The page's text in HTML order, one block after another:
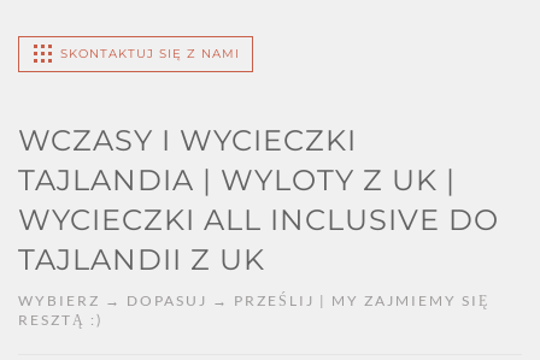
SKONTAKTUJ SIĘ Z NAMI
WCZASY I WYCIECZKI
TAJLANDIA | WYLOTY Z UK |
WYCIECZKI ALL INCLUSIVE DO
TAJLANDII Z UK
WYBIERZ → DOPASUJ → PRZEŚLIJ | MY ZAJMIEMY SIĘ
RESZTĄ :)